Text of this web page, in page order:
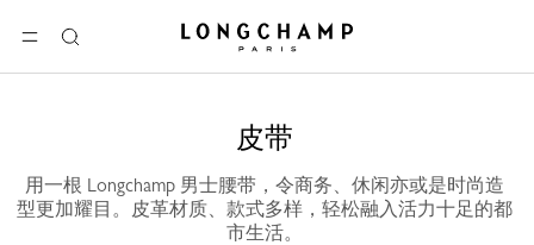
选单
搜
索
Longchamp - 主页
皮带
用一根 Longchamp 男士腰带，令商务、休闲亦或是时尚造
型更加耀目。皮革材质、款式多样，轻松融入活力十足的都
市生活。